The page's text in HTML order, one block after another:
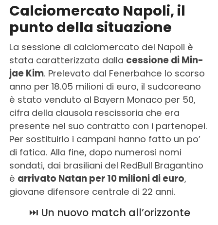
Calciomercato Napoli, il
punto della situazione
La sessione di calciomercato del Napoli è
stata caratterizzata dalla cessione di Min-
jae Kim. Prelevato dal Fenerbahce lo scorso
anno per 18.05 milioni di euro, il sudcoreano
è stato venduto al Bayern Monaco per 50,
cifra della clausola rescissoria che era
presente nel suo contratto con i partenopei.
Per sostituirlo i campani hanno fatto un po’
di fatica. Alla fine, dopo numerosi nomi
sondati, dai brasiliani del RedBull Bragantino
è arrivato Natan per 10 milioni di euro,
giovane difensore centrale di 22 anni.
⏭️ Un nuovo match all’orizzonte